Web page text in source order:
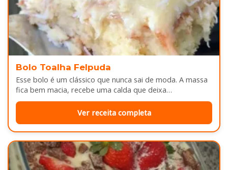
Bolo Toalha Felpuda
Esse bolo é um clássico que nunca sai de moda. A massa
fica bem macia, recebe uma calda que deixa…
Ver receita completa